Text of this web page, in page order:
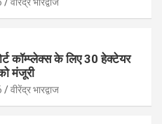
कॉम्प्लेक्स के लिए 30 हेक्टेयर
मंजूरी
वीरेंद्र भारद्वाज